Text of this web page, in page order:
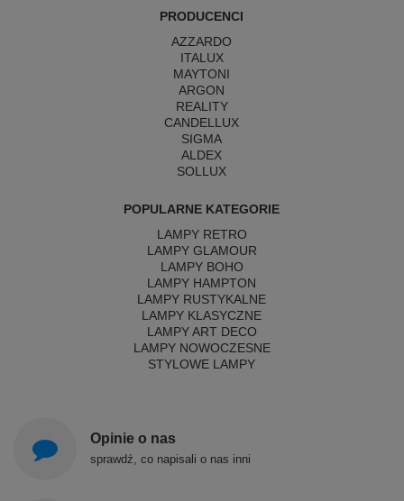
PRODUCENCI
AZZARDO
ITALUX
MAYTONI
ARGON
REALITY
CANDELLUX
SIGMA
ALDEX
SOLLUX
POPULARNE KATEGORIE
LAMPY RETRO
LAMPY GLAMOUR
LAMPY BOHO
LAMPY HAMPTON
LAMPY RUSTYKALNE
LAMPY KLASYCZNE
LAMPY ART DECO
LAMPY NOWOCZESNE
STYLOWE LAMPY
Opinie o nas
sprawdź, co napisali o nas inni